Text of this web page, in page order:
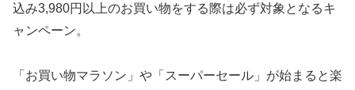
込み3,980円以上のお買い物をする際は必ず対象となるキ
ャンペーン。
「お買い物マラソン」や「スーパーセール」が始まると楽